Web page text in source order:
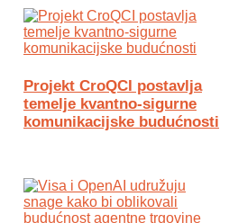
Projekt CroQCI postavlja
temelje kvantno-sigurne
komunikacijske budućnosti